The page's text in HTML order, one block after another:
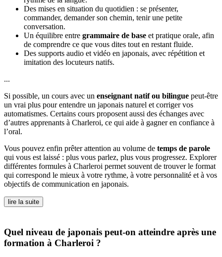
Des mises en situation du quotidien : se présenter,
commander, demander son chemin, tenir une petite
conversation.
Un équilibre entre grammaire de base et pratique orale, afin
de comprendre ce que vous dites tout en restant fluide.
Des supports audio et vidéo en japonais, avec répétition et
imitation des locuteurs natifs.
...
Si possible, un cours avec un enseignant natif ou bilingue peut-être
un vrai plus pour entendre un japonais naturel et corriger vos
automatismes. Certains cours proposent aussi des échanges avec
d’autres apprenants à Charleroi, ce qui aide à gagner en confiance à
l’oral.
Vous pouvez enfin prêter attention au volume de temps de parole
qui vous est laissé : plus vous parlez, plus vous progressez. Explorer
différentes formules à Charleroi permet souvent de trouver le format
qui correspond le mieux à votre rythme, à votre personnalité et à vos
objectifs de communication en japonais.
lire la suite
Quel niveau de japonais peut-on atteindre après une
formation à Charleroi ?